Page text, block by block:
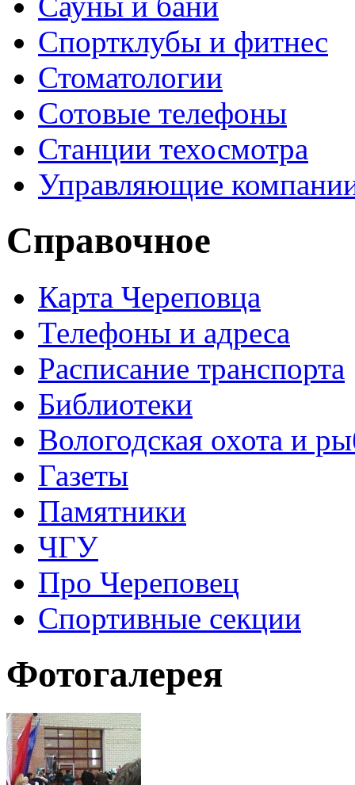
Спортклубы и фитнес
Стоматологии
Сотовые телефоны
Станции техосмотра
Управляющие
Справочное
Карта Череповца
Телефоны и адреса
Расписание транспорта
Библиотеки
Вологодская охота и
Газеты
Памятники
ЧГУ
Про Череповец
Спортивные секции
Фотогалерея